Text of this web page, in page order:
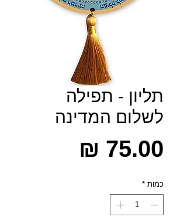
תליון - תפילה
לשלום המדינה
כמות *